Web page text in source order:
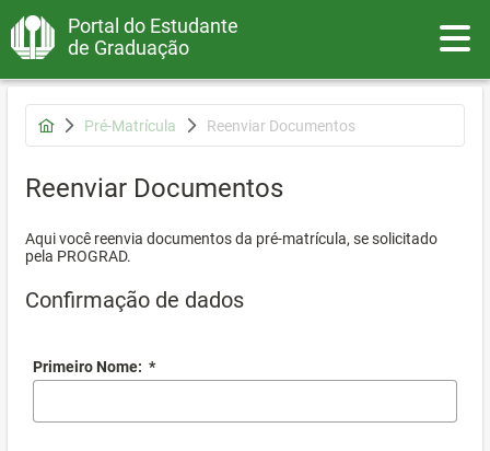
Portal do Estudante
de Graduação
Pré-Matrícula Reenviar Documentos
Reenviar Documentos
Aqui você reenvia documentos da pré-matrícula, se solicitado
pela PROGRAD.
Confirmação de dados
Primeiro Nome: *